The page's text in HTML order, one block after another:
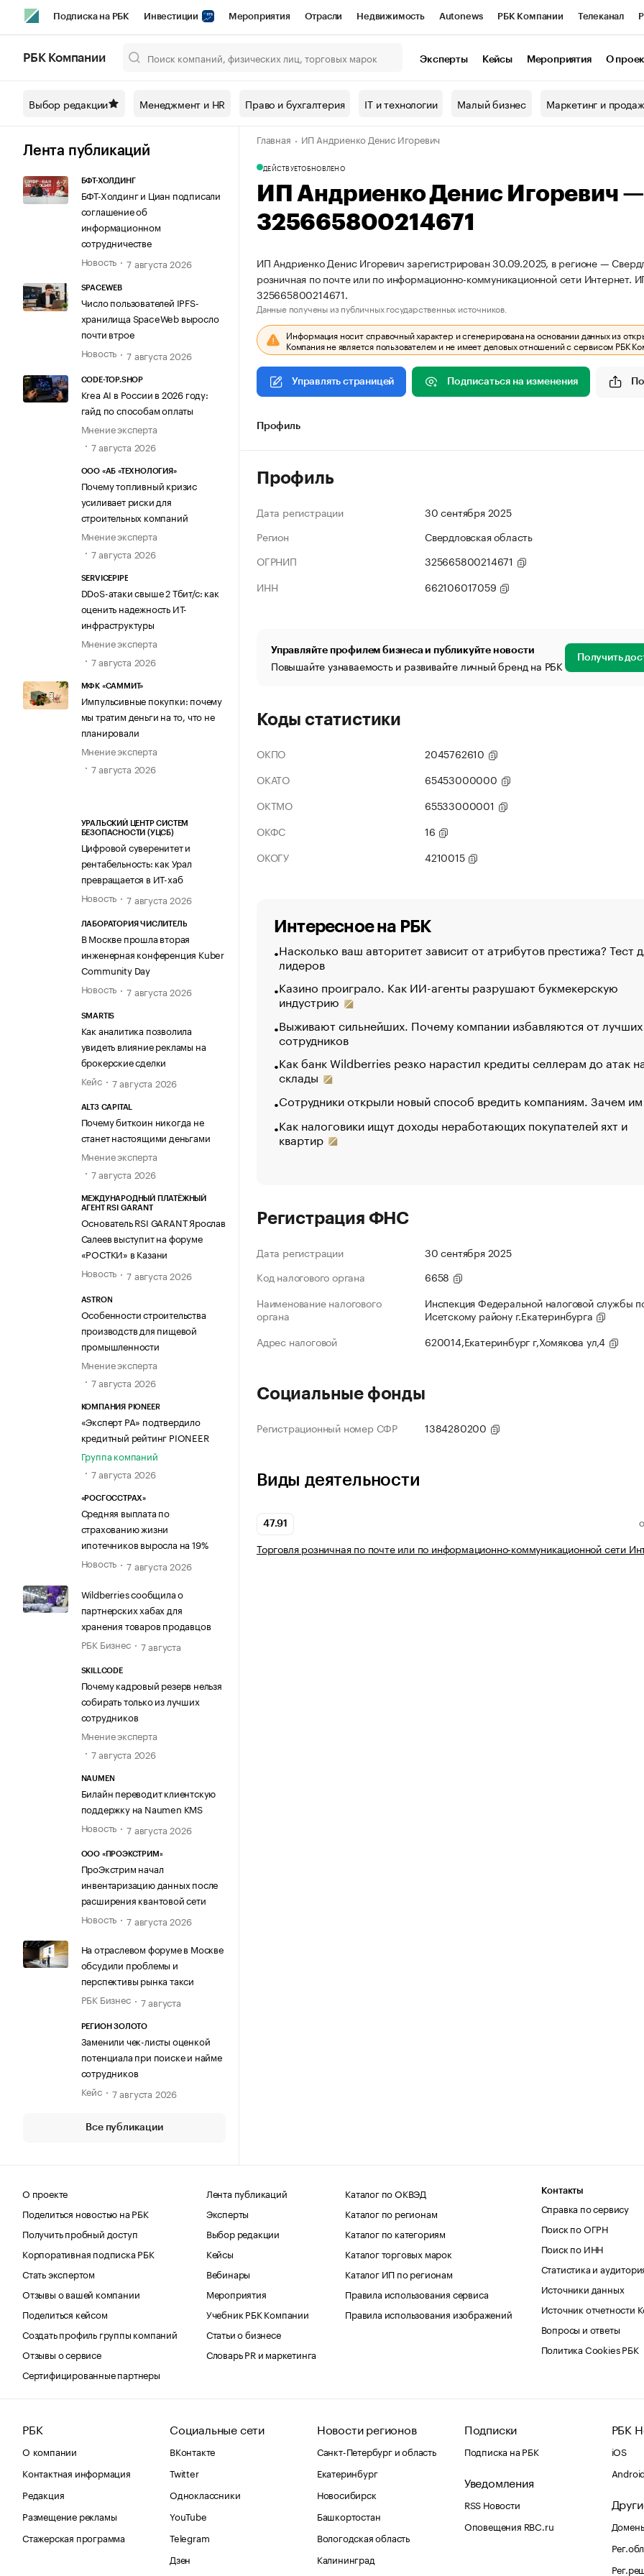
Подписка на РБК Инвестиции Мероприятия Отрасли Недвижимость Autonews РБК Компании Телеканал
Спецпроекты СПб Конференции СПб Спецпроекты Проверка контрагентов
Технологии и медиа Рынок наличной валюты
РБК Компании Эксперты Кейсы Мероприятия О
Выбор редакции Менеджмент и HR Право и бухгалтерия IT и технологии Малый бизнес Маркетинг и
Лента публикаций
БФТ-ХОЛДИНГ
БФТ-Холдинг и Циан подписали
соглашение об
информационном
сотрудничестве
Новость
7 августа 2026
SPACEWEB
Число пользователей IPFS-
хранилища SpaceWeb выросло
почти втрое
Новость
7 августа 2026
CODE-TOP.SHOP
Krea AI в России в 2026 году:
гайд по способам оплаты
Мнение эксперта
7 августа 2026
ООО «АБ «ТЕХНОЛОГИЯ»
Почему топливный кризис
усиливает риски для
строительных компаний
Мнение эксперта
7 августа 2026
SERVICEPIPE
DDoS-атаки свыше 2 Тбит/с: как
оценить надежность ИТ-
инфраструктуры
Мнение эксперта
7 августа 2026
МФК «САММИТ»
Импульсивные покупки: почему
мы тратим деньги на то, что не
планировали
Мнение эксперта
7 августа 2026
УРАЛЬСКИЙ ЦЕНТР СИСТЕМ
БЕЗОПАСНОСТИ (УЦСБ)
Цифровой суверенитет и
рентабельность: как Урал
превращается в ИТ-хаб
Новость
7 августа 2026
ЛАБОРАТОРИЯ ЧИСЛИТЕЛЬ
В Москве прошла вторая
инженерная конференция Kuber
Community Day
Новость
7 августа 2026
SMARTIS
Как аналитика позволила
увидеть влияние рекламы на
брокерские сделки
Кейс
7 августа 2026
ALT3 CAPITAL
Почему биткоин никогда не
станет настоящими деньгами
Мнение эксперта
7 августа 2026
МЕЖДУНАРОДНЫЙ ПЛАТЁЖНЫЙ
АГЕНТ RSI GARANT
Основатель RSI GARANT Ярослав
Салеев выступит на форуме
«РОСТКИ» в Казани
Новость
7 августа 2026
ASTRON
Особенности строительства
производств для пищевой
промышленности
Мнение эксперта
7 августа 2026
КОМПАНИЯ PIONEER
«Эксперт РА» подтвердило
кредитный рейтинг PIONEER
Группа компаний
7 августа 2026
«РОСГОССТРАХ»
Средняя выплата по
страхованию жизни
ипотечников выросла на 19%
Новость
7 августа 2026
Wildberries сообщила о
партнерских хабах для
хранения товаров продавцов
РБК Бизнес
7 августа
SKILLCODE
Почему кадровый резерв нельзя
собирать только из лучших
сотрудников
Мнение эксперта
7 августа 2026
NAUMEN
Билайн переводит клиентскую
поддержку на Naumen KMS
Новость
7 августа 2026
ООО «ПРОЭКСТРИМ»
ПроЭкстрим начал
инвентаризацию данных после
расширения квантовой сети
Новость
7 августа 2026
На отраслевом форуме в Москве
обсудили проблемы и
перспективы рынка такси
РБК Бизнес
7 августа
РЕГИОН ЗОЛОТО
Заменили чек-листы оценкой
потенциала при поиске и найме
сотрудников
Кейс
7 августа 2026
Все публикации
Главная ИП Андриенко Денис Игоревич
ДЕЙСТВУЕТОБНОВЛЕНО
ИП Андриенко Денис Игоревич
325665800214671
ИП Андриенко Денис Игоревич зарегистрирован 30.09.2025, в регионе —
розничная по почте или по информационно-коммуникационной сети
325665800214671.
Данные получены из публичных государственных источников.
Информация носит справочный характер и сгенерирована на основании данных из
Компания не является пользователем и не имеет деловых отношений с сервисом РБК
Управлять страницей Подписаться на изменения
Профиль
Профиль
Дата регистрации
30 сентября 2025
Регион
Свердловская область
ОГРНИП
325665800214671
ИНН
662106017059
Управляйте профилем бизнеса и публикуйте новости
Повышайте узнаваемость и развивайте личный бренд на РБК Получить
Коды статистики
ОКПО
2045762610
ОКАТО
65453000000
ОКТМО
65533000001
ОКФС
16
ОКОГУ
4210015
Интересное на РБК
Насколько ваш авторитет зависит от атрибутов престижа? Тест
лидеров
Казино проиграло. Как ИИ-агенты разрушают букмекерскую
индустрию
Выживают сильнейших. Почему компании избавляются от лучших
сотрудников
Как банк Wildberries резко нарастил кредиты селлерам до атак
склады
Сотрудники открыли новый способ вредить компаниям. Зачем
Как налоговики ищут доходы неработающих покупателей яхт и
квартир
Регистрация ФНС
Дата регистрации
30 сентября 2025
Код налогового органа
6658
Наименование налогового
органа
Инспекция Федеральной налоговой службы
Исетскому району г.Екатеринбурга
Адрес налоговой
620014,Екатеринбург г,Хомякова ул,4
Социальные фонды
Регистрационный номер СФР 1384280200
Виды деятельности
47.91
Торговля розничная по почте или по информационно-коммуникационной сети
О проекте
Поделиться новостью на РБК
Получить пробный доступ
Корпоративная подписка РБК
Стать экспертом
Отзывы о вашей компании
Поделиться кейсом
Создать профиль группы компаний
Отзывы о сервисе
Сертифицированные партнеры
Лента публикаций
Эксперты
Выбор редакции
Кейсы
Вебинары
Мероприятия
Учебник РБК Компании
Статьи о бизнесе
Словарь PR и маркетинга
Каталог по ОКВЭД
Каталог по регионам
Каталог по категориям
Каталог торговых марок
Каталог ИП по регионам
Правила использования сервиса
Правила использования изображений
Контакты
Справка по сервису
Поиск по ОГРН
Поиск по ИНН
Статистика и
Источники данных
Источник отчетности
Вопросы и ответы
Политика Cookies РБК
РБК
О компании
Контактная информация
Редакция
Размещение рекламы
Стажерская программа
Социальные сети
ВКонтакте
Twitter
Одноклассники
YouTube
Telegram
Дзен
Новости регионов
Санкт-Петербург и область
Екатеринбург
Новосибирск
Башкортостан
Вологодская область
Калининград
Подписки
Подписка на РБК
Уведомления
RSS Новости
Оповещения RBC.ru
РБК
iOS